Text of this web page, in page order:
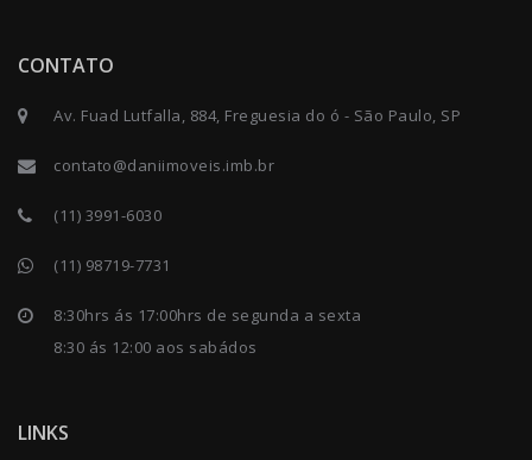
CONTATO
Av. Fuad Lutfalla, 884, Freguesia do ó - São Paulo, SP
contato@daniimoveis.imb.br
(11) 3991-6030
(11) 98719-7731
8:30hrs ás 17:00hrs de segunda a sexta
8:30 ás 12:00 aos sabádos
LINKS